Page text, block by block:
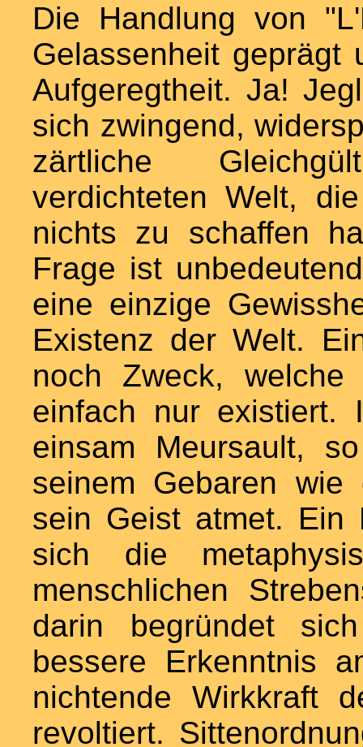
Die Handlung von
Gelassenheit
Aufgeregtheit. Ja!
sich zwingend,
zärtliche
verdichteten Welt,
nichts zu schaffen
Frage ist
eine einzige
Existenz der Welt.
noch Zweck,
einfach nur existiert.
einsam Meursault,
seinem Gebaren
sein Geist atmet. Ein
sich die
menschlichen
darin begründet
bessere Erkenntnis
nichtende Wirkkraft
revoltiert.